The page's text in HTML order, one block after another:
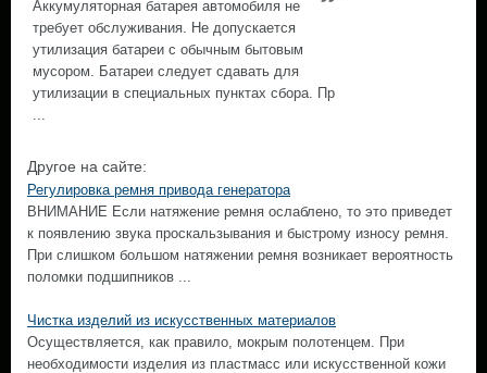
Аккумуляторная батарея автомобиля не
требует обслуживания. Не допускается
утилизация батареи с обычным бытовым
мусором. Батареи следует сдавать для
утилизации в специальных пунктах сбора. Пр
...
Другое на сайте:
Регулировка ремня привода генератора
ВНИМАНИЕ Если натяжение ремня ослаблено, то это приведет
к появлению звука проскальзывания и быстрому износу ремня.
При слишком большом натяжении ремня возникает вероятность
поломки подшипников ...
Чистка изделий из искусственных материалов
Осуществляется, как правило, мокрым полотенцем. При
необходимости изделия из пластмасс или искусственной кожи